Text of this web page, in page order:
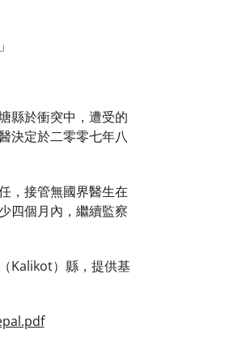
縣於衝突中，遭受的
決定於二零零七年八
，接管無國界醫生在
四個月內，繼續監察
Kalikot）縣，提供基